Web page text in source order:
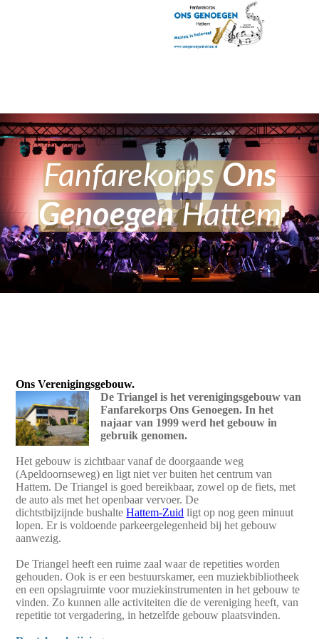
FanfarekorpsOns
GenoegenHattem
Muziek is beleven!
OnsVerenigingsgebouw.
De Triangel is het verenigingsgebouw van
Fanfarekorps Ons Genoegen. In het
najaar van 1999 werd het gebouw in
gebruik genomen.
Het gebouw is zichtbaar vanaf de doorgaande weg
(Apeldoornseweg) en ligt niet ver buiten het centrum van
Hattem. De Triangel is goed bereikbaar, zowel op de fiets, met
de auto als met het openbaar vervoer. De
dichtstbijzijnde bushalteHattem-Zuid ligt op nog geen minuut
lopen. Er is voldoende parkeergelegenheid bij het gebouw
aanwezig.
De Triangel heeft een ruime zaal waar de repetities worden
gehouden. Ook is er een bestuurskamer, een muziekbibliotheek
en een opslagruimte voor muziekinstrumenten in het gebouw te
vinden. Zo kunnen alle activiteiten die de vereniging heeft, van
repetitie tot vergadering, in hetzelfde gebouw plaatsvinden.